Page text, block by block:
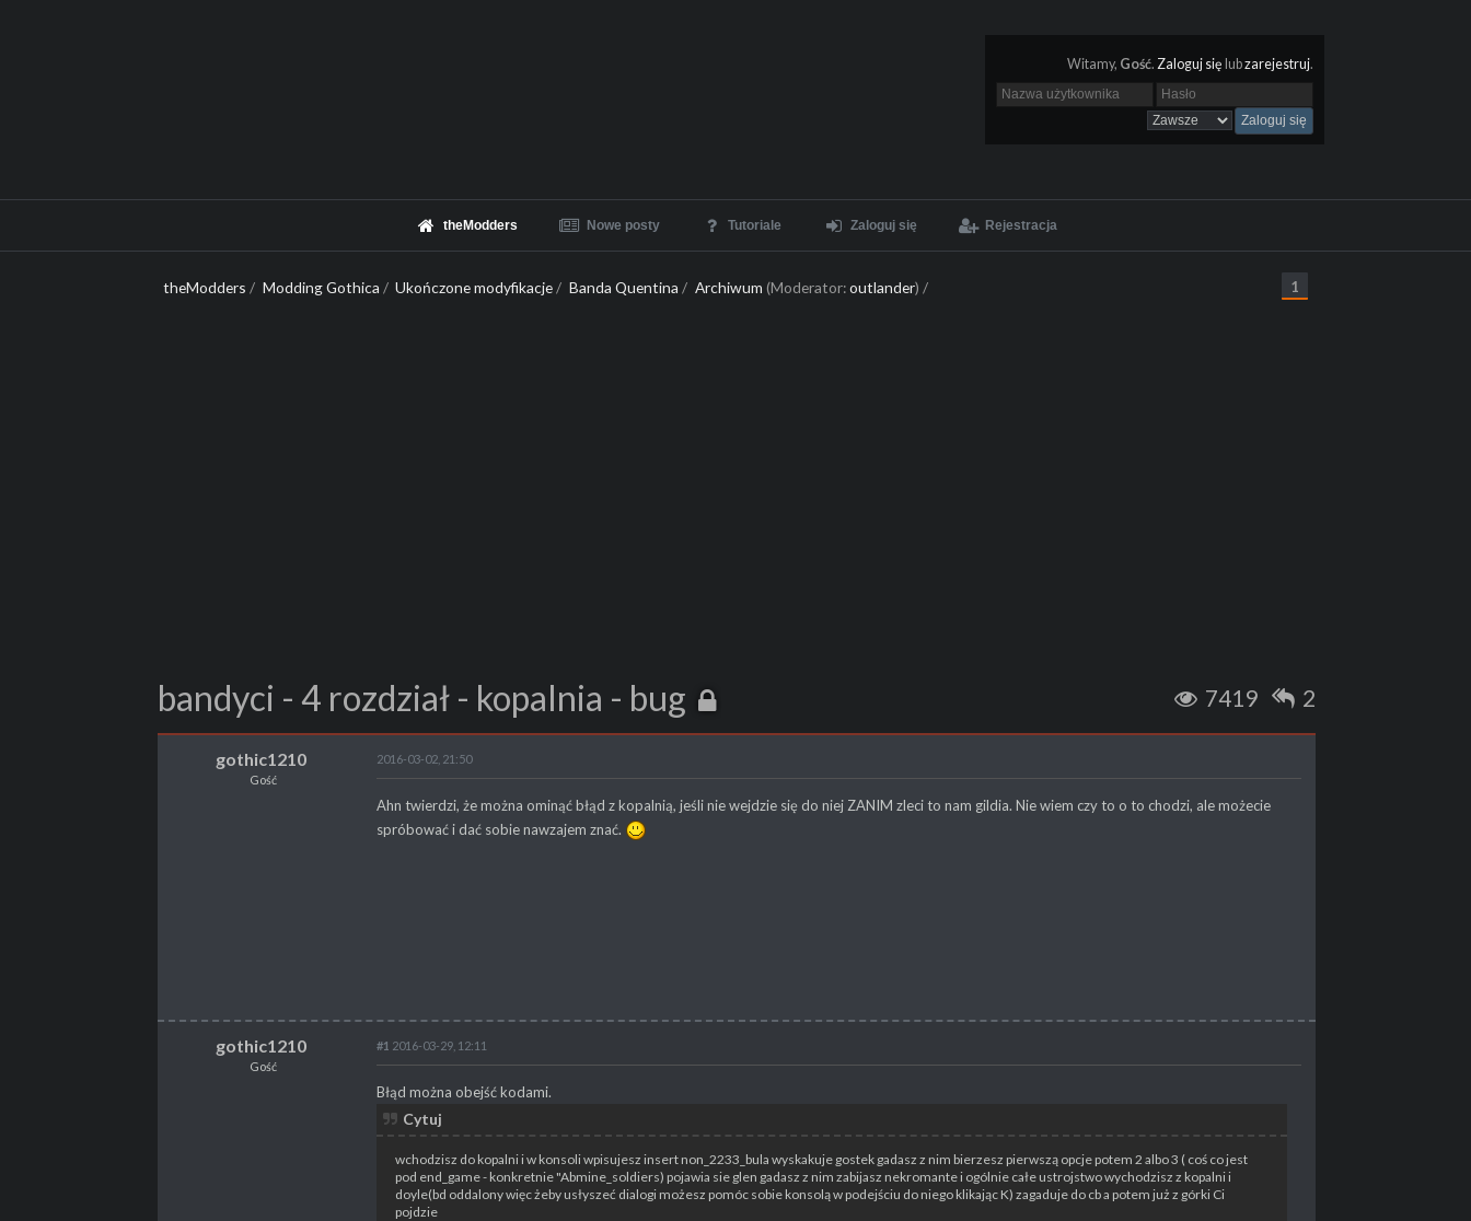
Witamy, Gość. Zaloguj się lubzarejestruj.
theModders Nowe posty Tutoriale Zaloguj się Rejestracja
theModders / Modding Gothica / Ukończone modyfikacje/ Banda Quentina / Archiwum (Moderator:outlander) / 1
bandyci - 4 rozdział - kopalnia - bug 7419 2
gothic1210
Gość
2016-03-02, 21:50
Ahn twierdzi, że można ominąć błąd z kopalnią, jeśli nie wejdzie się do niej ZANIM zleci to nam gildia. Nie wiem czy to o to chodzi, ale możecie
spróbować i dać sobie nawzajem znać.
gothic1210
Gość
#1 2016-03-29, 12:11
Błąd można obejść kodami.
Cytuj
wchodzisz do kopalni i w konsoli wpisujesz insert non_2233_bula wyskakuje gostek gadasz z nim bierzesz pierwszą opcje potem 2 albo 3 ( coś co jest
pod end_game - konkretnie "Abmine_soldiers) pojawia sie glen gadasz z nim zabijasz nekromante i ogólnie całe ustrojstwo wychodzisz z kopalni i
doyle(bd oddalony więc żeby usłyszeć dialogi możesz pomóc sobie konsolą w podejściu do niego klikając K) zagaduje do cb a potem już z górki Ci
pojdzie